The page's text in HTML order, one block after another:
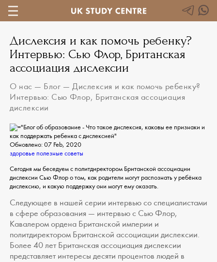
Дислексия и как помочь ребенку?
Интервью: Сью Флор, Британская
ассоциация дислексии
О нас — Блог — Дислексия и как помочь ребенку?
Интервью: Сью Флор, Британская ассоциация
дислексии
Обновлено: 07 Feb, 2020
здоровье полезные советы
Сегодня мы беседуем с политдиректором Британской ассоциации
дислексии Сью Флор о том, как родители могут распознать у ребёнка
дислексию, и какую поддержку они могут ему оказать.
Следующее в нашей серии интервью со специалистами
в сфере образования — интервью с Сью Флор,
Кавалером ордена Британской империи и
политдиректором Британской ассоциации дислексии.
Более 40 лет Британская ассоциация дислексии
представляет интересы десяти процентов людей в